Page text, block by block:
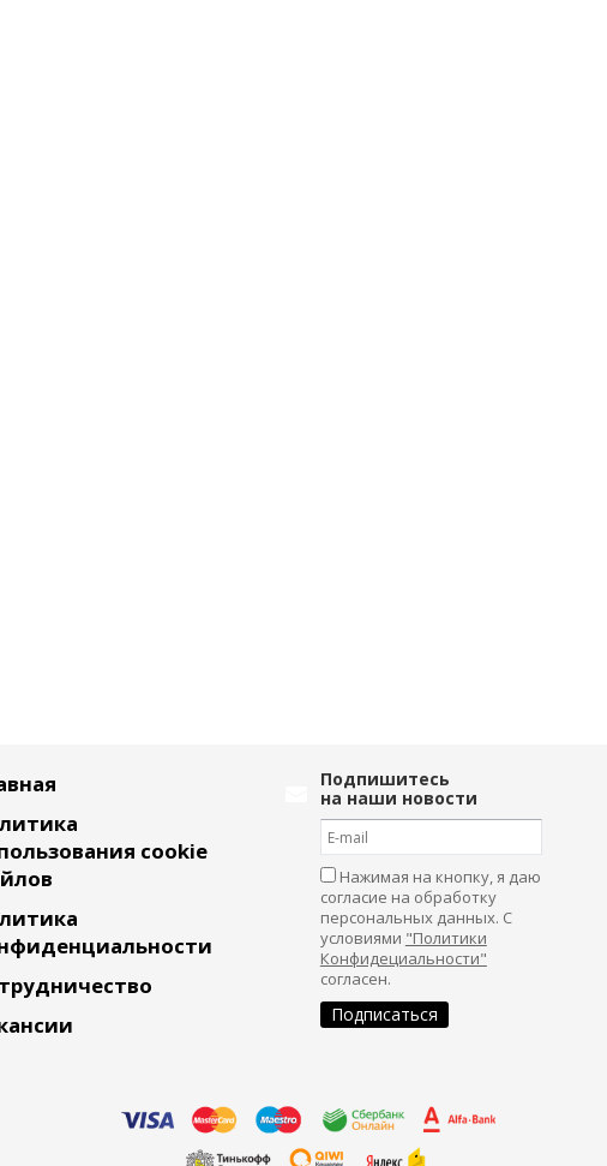
cookie
Подпишитесь
на наши новости
Нажимая на кнопку, я даю
согласие на обработку
персональных данных. С
условиями "Политики
Конфидециальности"
согласен.